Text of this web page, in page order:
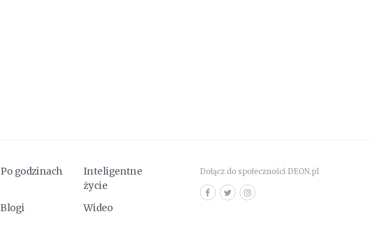
Po godzinach
Inteligentne
życie
Blogi Wideo
Dołącz do społeczności DEON.pl